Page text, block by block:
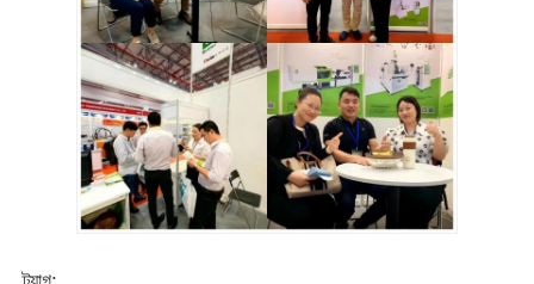
সিলিকন রাবার ইনজেকশন ছাঁচনির্মাণ